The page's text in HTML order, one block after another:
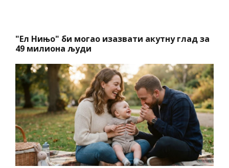
"Ел Нињо" би могао изазвати акутну глад за
49 милиона људи